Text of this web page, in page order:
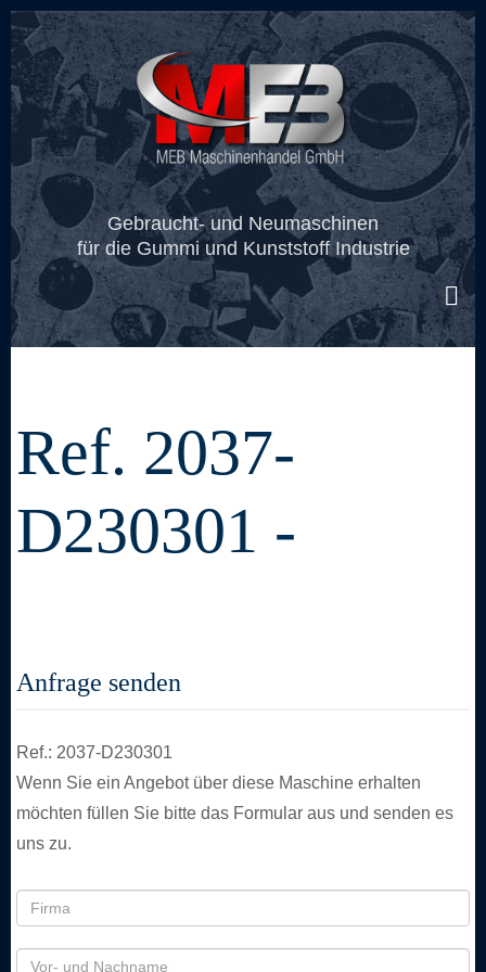
Skip
main
content
Gebraucht- und Neumaschinen
für die Gummi und Kunststoff Industrie
Ref. 2037-
D230301 -
Anfrage senden
Ref.: 2037-D230301
Wenn Sie ein Angebot über diese Maschine erhalten
möchten füllen Sie bitte das Formular aus und senden es
uns zu.